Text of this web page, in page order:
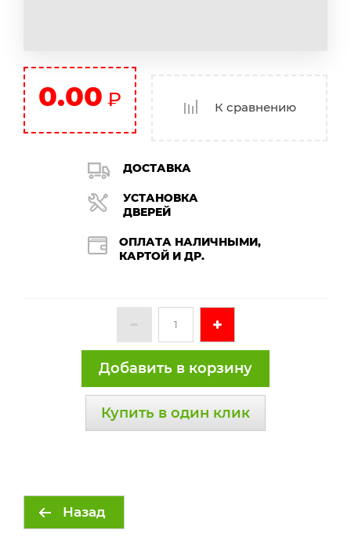
0.00 ₽ К сравнению
ДОСТАВКА
УСТАНОВКА
ДВЕРЕЙ
ОПЛАТА НАЛИЧНЫМИ,
КАРТОЙ И ДР.
Добавить в корзину
Купить в один клик
Назад